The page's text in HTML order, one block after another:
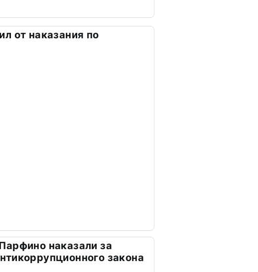
от наказания по
наказали за
закона